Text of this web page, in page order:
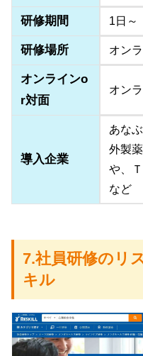
研修期間 1日～
研修場所 オン
オンラインo
r対面
オン
導入企業
あな
外製
や、
など
7.社員研修のリ
キル